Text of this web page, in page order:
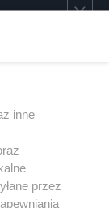
inne
przez